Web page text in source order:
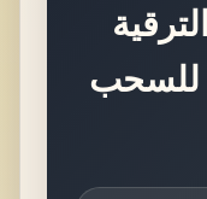
للسحب